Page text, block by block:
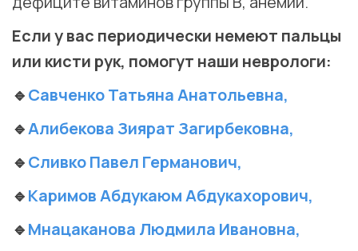
Если у вас периодически немеют пальцы
или кисти рук, помогут наши неврологи:
🔹Савченко Татьяна Анатольевна,
🔹Алибекова Зиярат Загирбековна,
🔹Сливко Павел Германович,
🔹Каримов Абдукаюм Абдукахорович,
🔹Мнацаканова Людмила Ивановна,